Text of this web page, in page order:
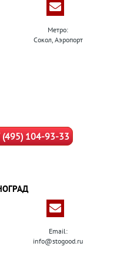
Метро:
Сокол, Аэропорт
(495) 104-93-33
Email:
info@stogood.ru